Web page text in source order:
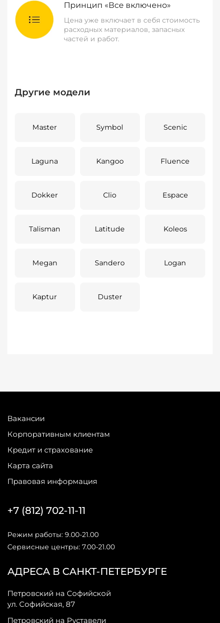
Принцип «Все включено»
Цена уже включает в себя стоимость
расходных материалов, запасных
частей и работ.
Другие модели
Master Symbol Scenic
Laguna Kangoo Fluence
Dokker Clio Espace
Talisman Latitude Koleos
Megan Sandero Logan
Kaptur Duster
Вакансии
Корпоративным клиентам
Кредит и страхование
Карта сайта
Правовая информация
АДРЕСА В САНКТ-ПЕТЕРБУРГЕ
Петровский на Софийской
ул. Софийская, 87
Петровский на Руставели
+7 (812) 702-11-11
Режим работы: 9.00-21.00
Сервисные центры: 7.00-21.00